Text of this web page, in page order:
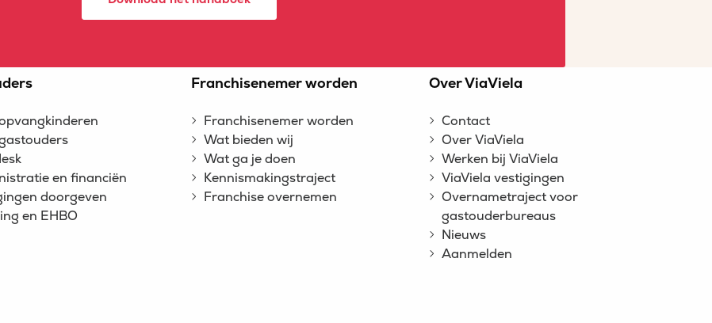
en financiën
doorgeven
en EHBO
Franchisenemer worden
Franchisenemer worden
Wat bieden wij
Wat ga je doen
Kennismakingstraject
Franchise overnemen
Over ViaViela
Contact
Over ViaViela
Werken bij ViaViela
ViaViela vestigingen
Overnametraject voor
gastouderbureaus
Nieuws
Aanmelden